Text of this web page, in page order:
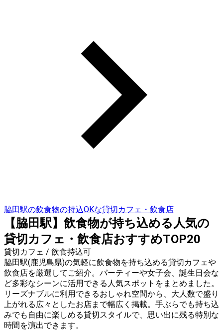
脇田駅の飲食物の持込OKな貸切カフェ・飲食店
【脇田駅】飲食物が持ち込める人気の
貸切カフェ・飲食店おすすめTOP20
貸切カフェ / 飲食持込可
脇田駅(鹿児島県)の気軽に飲食物を持ち込める貸切カフェや
飲食店を厳選してご紹介。パーティーや女子会、誕生日会な
ど多彩なシーンに活用できる人気スポットをまとめました。
リーズナブルに利用できるおしゃれ空間から、大人数で盛り
上がれる広々としたお店まで幅広く掲載。手ぶらでも持ち込
みでも自由に楽しめる貸切スタイルで、思い出に残る特別な
時間を演出できます。